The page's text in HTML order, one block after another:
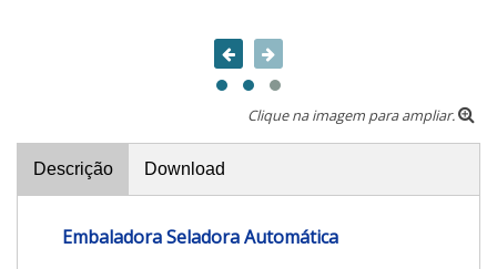
Clique na imagem para ampliar.
Descrição Download
Embaladora Seladora Automática